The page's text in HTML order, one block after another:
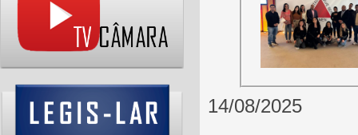
14/08/2025